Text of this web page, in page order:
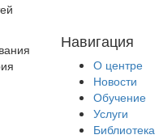
Навигация
О центре
Новости
Обучение
Услуги
Библиотека